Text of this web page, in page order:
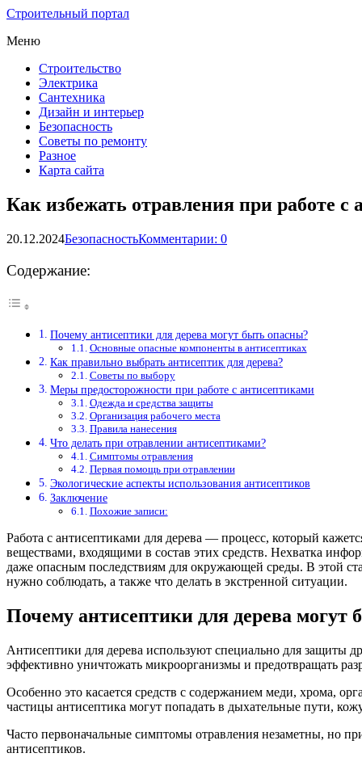
Строительный портал
Меню
Строительство
Электрика
Сантехника
Дизайн и интерьер
Безопасность
Советы по ремонту
Разное
Карта сайта
Как избежать отравления при работе с
20.12.2024БезопасностьКомментарии: 0
Содержание:
Почему антисептики для дерева могут быть опасны?
Основные опасные компоненты в антисептиках
Как правильно выбрать антисептик для дерева?
Советы по выбору
Меры предосторожности при работе с антисептиками
Одежда и средства защиты
Организация рабочего места
Правила нанесения
Что делать при отравлении антисептиками?
Симптомы отравления
Первая помощь при отравлении
Экологические аспекты использования антисептиков
Заключение
Похожие записи:
Работа с антисептиками для дерева — процесс, который
веществами, входящими в состав этих средств. Нехватка
даже опасным последствиям для окружающей среды. В этой
нужно соблюдать, а также что делать в экстренной ситуации.
Почему антисептики для дерева могут
Антисептики для дерева используют специально для защиты
эффективно уничтожать микроорганизмы и предотвращать
Особенно это касается средств с содержанием меди, хрома,
частицы антисептика могут попадать в дыхательные пути,
Часто первоначальные симптомы отравления незаметны, но
антисептиков.